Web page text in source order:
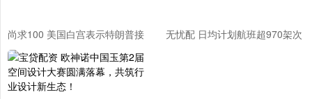
尚求100 美国白宫表示特朗普接
受了意大利总理梅洛尼对他访问
意大利的邀请
无忧配 日均计划航班超970架次